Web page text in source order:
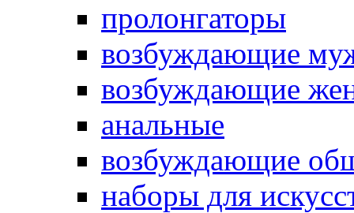
пролонгаторы
возбуждающие
возбуждающие
анальные
возбуждающие
наборы для